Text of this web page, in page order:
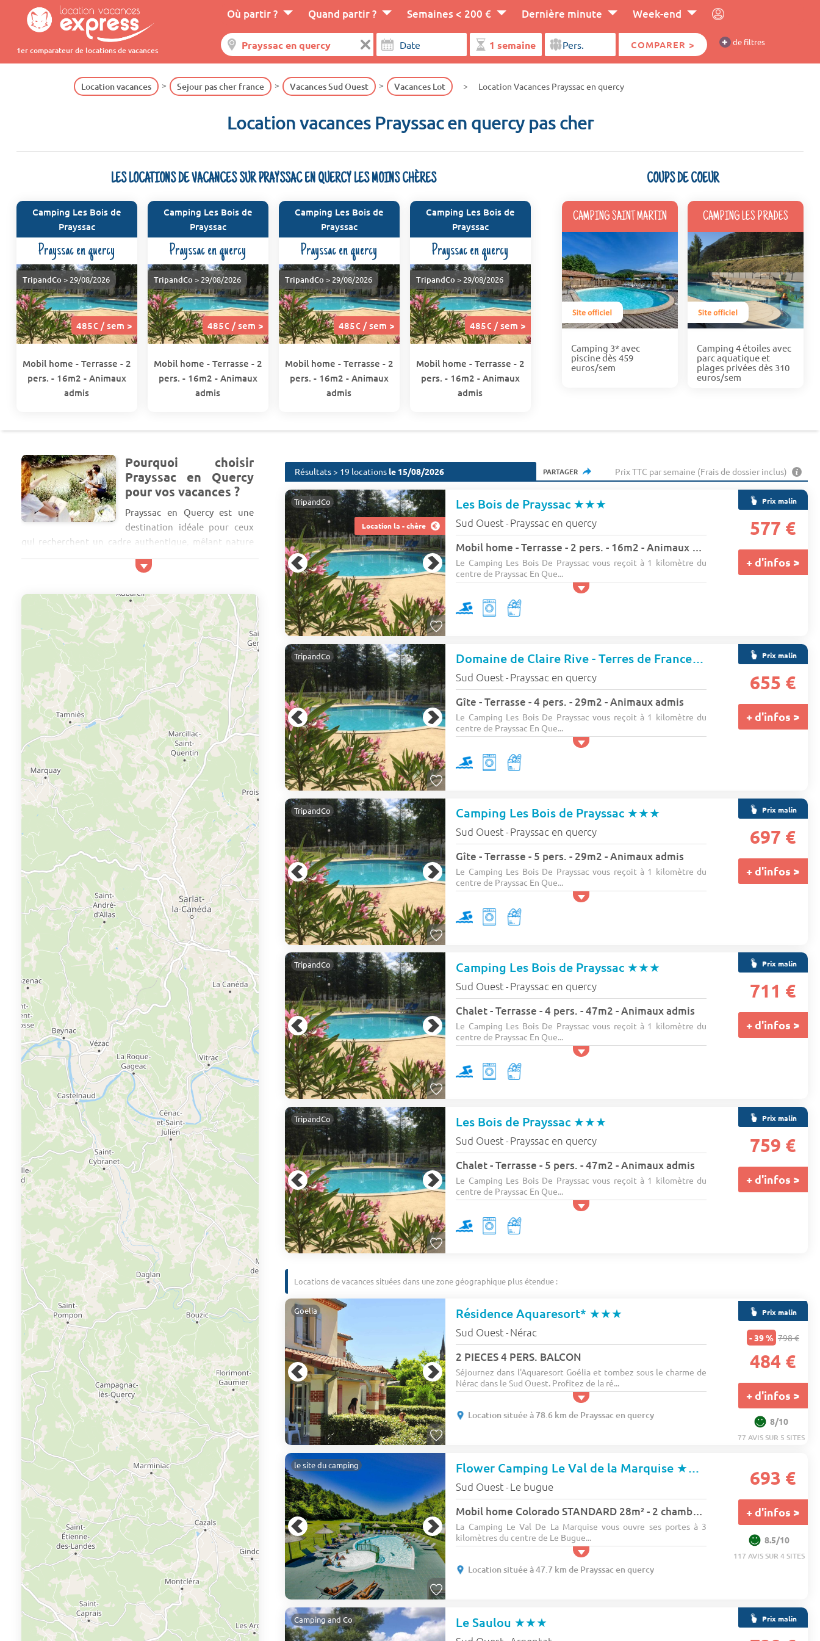
1er comparateur de locations de vacances
Où partir ? Quand partir ? Semaines < 200 € Dernière minute Week-end
COMPARER > + de filtres
Location vacances Sejour pas cher france Vacances Sud Ouest Vacances Lot Location Vacances Prayssac en quercy
Location vacances Prayssac en quercy pas cher
LES LOCATIONS DE VACANCES SUR PRAYSSAC EN QUERCY LES MOINS CHÈRES
Camping Les Bois de
Prayssac
Prayssac en quercy
485€ / sem >
TripandCo > 29/08/2026
Mobil home - Terrasse - 2
pers. - 16m2 - Animaux
admis
Camping Les Bois de
Prayssac
Prayssac en quercy
485€ / sem >
TripandCo > 29/08/2026
Mobil home - Terrasse - 2
pers. - 16m2 - Animaux
admis
Camping Les Bois de
Prayssac
Prayssac en quercy
485€ / sem >
TripandCo > 29/08/2026
Mobil home - Terrasse - 2
pers. - 16m2 - Animaux
admis
Camping Les Bois de
Prayssac
Prayssac en quercy
485€ / sem >
TripandCo > 29/08/2026
Mobil home - Terrasse - 2
pers. - 16m2 - Animaux
admis
COUPS DE COEUR
CAMPING SAINT MARTIN
Camping 3* avec
piscine dès 459
euros/sem
CAMPING LES PRADES
Camping 4 étoiles avec
parc aquatique et
plages privées dès 310
euros/sem
Pourquoi choisir
Prayssac en Quercy
pour vos vacances ?
Prayssac en Quercy est une
destination idéale pour ceux
qui recherchent un cadre authentique, mêlant nature
préservée, vignobles réputés et douceur de vivre. Son
atmosphère chaleureuse, ses paysages vallonnés et son
séjour reposant et dépaysant. Quels types
d’hébergements trouve-t-on à Prayssac en Quercy ? À
Prayssac en Quercy, vous trouverez des locations
confortables et bien équipées, adapt&...
Résultats > 19 locations le 15/08/2026 PARTAGER Prix TTC par semaine (Frais de dossier inclus)
Location la - chère
TripandCo Les Bois de Prayssac ★★★
Sud Ouest- Prayssac en quercy
Mobil home - Terrasse - 2 pers. - 16m2 - Animaux admis
Le Camping Les Bois De Prayssac vous reçoit à 1 kilomètre du
centre de Prayssac En Que...
Prix malin
577 €
+ d'infos >
TripandCo Domaine de Claire Rive - Terres de France
★★★
Sud Ouest - Prayssac en quercy
Gîte - Terrasse - 4 pers. - 29m2 - Animaux admis
Le Camping Les Bois De Prayssac vous reçoit à 1 kilomètre du
centre de Prayssac En Que...
Prix malin
655 €
+ d'infos >
TripandCo Camping Les Bois de Prayssac ★★★
Sud Ouest - Prayssac en quercy
Gîte - Terrasse - 5 pers. - 29m2 - Animaux admis
Le Camping Les Bois De Prayssac vous reçoit à 1 kilomètre du
centre de Prayssac En Que...
Prix malin
697 €
+ d'infos >
TripandCo Camping Les Bois de Prayssac ★★★
Sud Ouest - Prayssac en quercy
Chalet - Terrasse - 4 pers. - 47m2 - Animaux admis
Le Camping Les Bois De Prayssac vous reçoit à 1 kilomètre du
centre de Prayssac En Que...
Prix malin
711 €
+ d'infos >
TripandCo Les Bois de Prayssac ★★★
Sud Ouest - Prayssac en quercy
Chalet - Terrasse - 5 pers. - 47m2 - Animaux admis
Le Camping Les Bois De Prayssac vous reçoit à 1 kilomètre du
centre de Prayssac En Que...
Prix malin
759 €
+ d'infos >
Locations de vacances situées dans une zone géographique plus étendue :
Goelia Résidence Aquaresort* ★★★
Sud Ouest - Nérac
2 PIECES 4 PERS. BALCON
Séjournez dans l'Aquaresort Goélia et tombez sous le charme de
Nérac dans le Sud Ouest. Profitez de la ré...
Location située à 78.6 km de Prayssac en quercy
Prix malin
- 39 % 798 €
484 €
+ d'infos >
8/10
77 AVIS SUR 5 SITES
le site du camping Flower Camping Le Val de la Marquise ★★★★
Sud Ouest - Le bugue
Mobil home Colorado STANDARD 28m² - 2 chambres + terrasse non couverte 9m² 4 pers.
La Camping Le Val De La Marquise vous ouvre ses portes à 3
kilomètres du centre de Le Bugue...
Location située à 47.7 km de Prayssac en quercy
693 €
+ d'infos >
8.5/10
117 AVIS SUR 4 SITES
Camping and Co Le Saulou ★★★ Prix malin